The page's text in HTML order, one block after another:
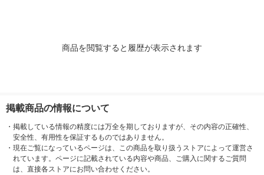
商品を閲覧すると履歴が表示されます
掲載商品の情報について
・ 掲載している情報の精度には万全を期しておりますが、その内容の正確性、
安全性、有用性を保証するものではありません。
・ 現在ご覧になっているページは、この商品を取り扱うストアによって運営さ
れています。ページに記載されている内容や商品、ご購入に関するご質問
は、直接各ストアにお問い合わせください。